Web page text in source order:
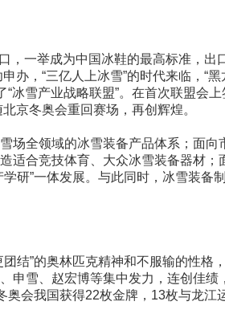
一举成为中国冰鞋的最高标准，出
办，“三亿人上冰雪”的时代来临，“
冰雪产业战略联盟”。在首次联盟会
京冬奥会重回赛场，再创辉煌。
场全领域的冰雪装备产品体系；面向
适合竞技体育、大众冰雪装备器材；
研”一体发展。与此同时，冰雪装备
结”的奥林匹克精神和不服输的性格
雪、赵宏博等集中发力，连创佳绩
会我国获得22枚金牌，13枚与龙江